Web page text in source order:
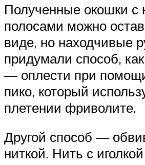
Полученные окошки с
полосами можно
виде, но находчивые
придумали способ,
— оплести при
пико, который
плетении фриволите.
Другой способ —
ниткой. Нить с